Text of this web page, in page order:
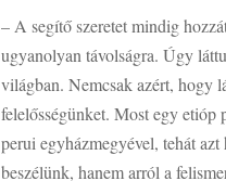
– A segítő szeretet mindig
ugyanolyan távolságra. Úgy
világban. Nemcsak azért, hogy
felelősségünket. Most egy etióp
perui egyházmegyével, tehát
beszélünk, hanem arról a